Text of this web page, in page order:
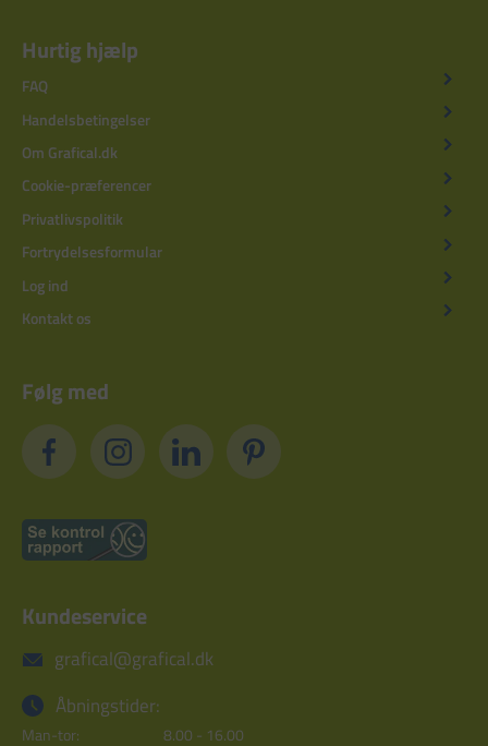
Hurtig hjælp
FAQ
Handelsbetingelser
Om Grafical.dk
Cookie-præferencer
Privatlivspolitik
Fortrydelsesformular
Log ind
Kontakt os
Følg med
Kundeservice
grafical@grafical.dk
Åbningstider:
Man-tor: 8.00 - 16.00